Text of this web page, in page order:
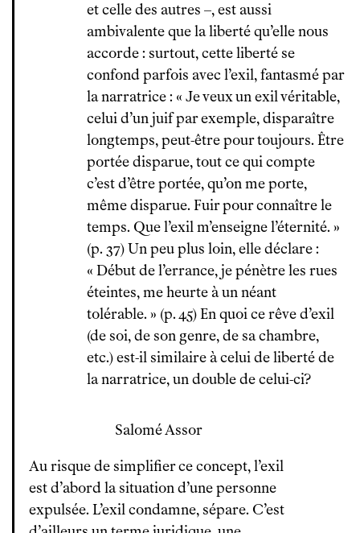
et celle des autres –, est aussi
ambivalente que la liberté qu’elle nous
accorde : surtout, cette liberté se
confond parfois avec l’exil, fantasmé par
la narratrice : « Je veux un exil véritable,
celui d’un juif par exemple, disparaître
longtemps, peut-être pour toujours. Être
portée disparue, tout ce qui compte
c’est d’être portée, qu’on me porte,
même disparue. Fuir pour connaître le
temps. Que l’exil m’enseigne l’éternité. »
(p. 37) Un peu plus loin, elle déclare :
« Début de l’errance, je pénètre les rues
éteintes, me heurte à un néant
tolérable. » (p. 45) En quoi ce rêve d’exil
(de soi, de son genre, de sa chambre,
etc.) est-il similaire à celui de liberté de
la narratrice, un double de celui-ci?
Salomé Assor
Au risque de simplifier ce concept, l’exil
est d’abord la situation d’une personne
expulsée. L’exil condamne, sépare. C’est